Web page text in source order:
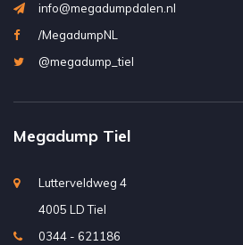
info@megadumpdalen.nl
/MegadumpNL
@megadump_tiel
Megadump Tiel
Lutterveldweg 4
4005 LD Tiel
0344 - 621186